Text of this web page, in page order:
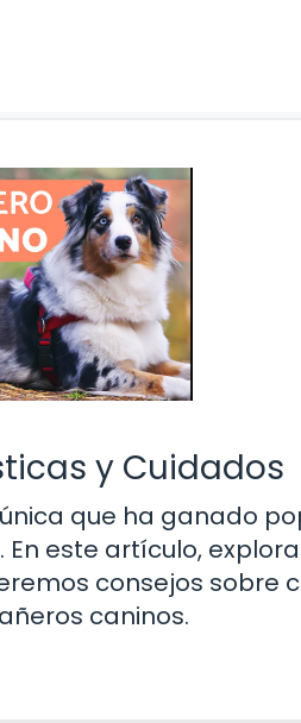
y Cuidados
que ha ganado
este artículo,
consejos sobre
caninos.